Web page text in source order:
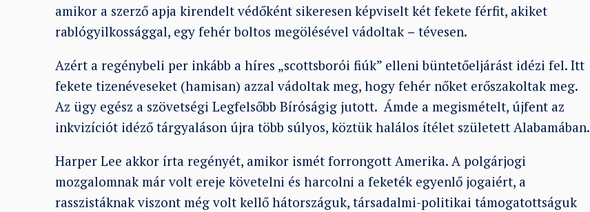
amikor a szerző apja kirendelt védőként sikeresen képviselt két fekete férfit, akiket
rablógyilkossággal, egy fehér boltos megölésével vádoltak – tévesen.
Azért a regénybeli per inkább a híres „scottsborói fiúk” elleni büntetőeljárást idézi fel. Itt
fekete tizenéveseket (hamisan) azzal vádoltak meg, hogy fehér nőket erőszakoltak meg.
Az ügy egész a szövetségi Legfelsőbb Bíróságig jutott. Ámde a megismételt, újfent az
inkvizíciót idéző tárgyaláson újra több súlyos, köztük halálos ítélet született Alabamában.
Harper Lee akkor írta regényét, amikor ismét forrongott Amerika. A polgárjogi
mozgalomnak már volt ereje követelni és harcolni a feketék egyenlő jogaiért, a
rasszistáknak viszont még volt kellő hátországuk, társadalmi-politikai támogatottságuk